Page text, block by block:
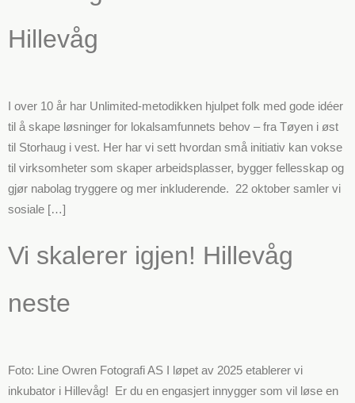
Hillevåg
I over 10 år har Unlimited-metodikken hjulpet folk med gode idéer
til å skape løsninger for lokalsamfunnets behov – fra Tøyen i øst
til Storhaug i vest. Her har vi sett hvordan små initiativ kan vokse
til virksomheter som skaper arbeidsplasser, bygger fellesskap og
gjør nabolag tryggere og mer inkluderende. 22 oktober samler vi
sosiale […]
Vi skalerer igjen! Hillevåg
neste
Foto: Line Owren Fotografi AS I løpet av 2025 etablerer vi
inkubator i Hillevåg! Er du en engasjert innygger som vil løse en